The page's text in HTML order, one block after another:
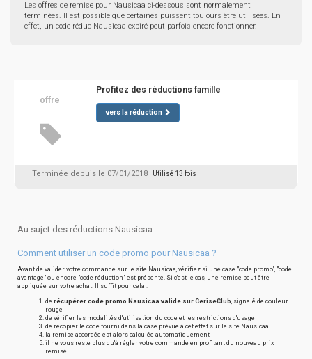
Les offres de remise pour Nausicaa ci-dessous sont normalement
terminées. Il est possible que certaines puissent toujours être utilisées. En
effet, un code réduc Nausicaa expiré peut parfois encore fonctionner.
offre
Profitez des réductions famille
vers la réduction
Terminée depuis le 07/01/2018 | Utilisé 13 fois
Au sujet des réductions Nausicaa
Comment utiliser un code promo pour Nausicaa ?
Avant de valider votre commande sur le site Nausicaa, vérifiez si une case "code promo", "code
avantage" ou encore "code réduction" est présente. Si c'est le cas, une remise peut être
appliquée sur votre achat. Il suffit pour cela :
de récupérer code promo Nausicaa valide sur CeriseClub, signalé de couleur
rouge
de vérifier les modalités d'utilisation du code et les restrictions d'usage
de recopier le code fourni dans la case prévue à cet effet sur le site Nausicaa
la remise accordée est alors calculée automatiquement
il ne vous reste plus qu'à régler votre commande en profitant du nouveau prix
remisé